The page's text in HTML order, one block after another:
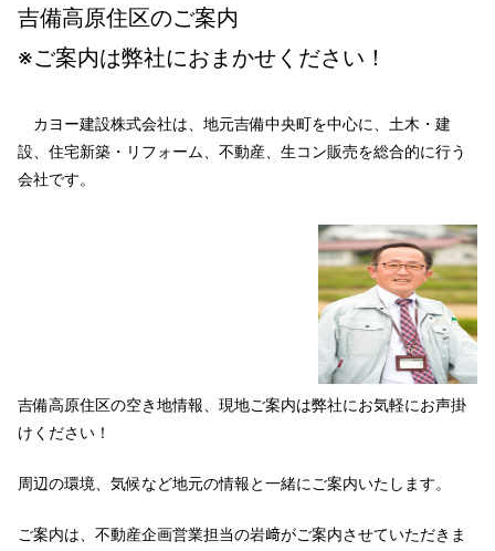
吉備高原住区のご案内
※ご案内は弊社におまかせください！
カヨー建設株式会社は、地元吉備中央町を中心に、土木・建
設、住宅新築・リフォーム、不動産、生コン販売を総合的に行う
会社です。
吉備高原住区の空き地情報、現地ご案内は弊社にお気軽にお声掛
けください！
周辺の環境、気候など地元の情報と一緒にご案内いたします。
ご案内は、不動産企画営業担当の岩﨑がご案内させていただきま